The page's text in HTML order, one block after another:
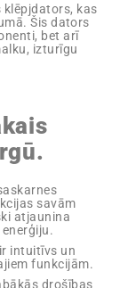
klēpjdators, kas
Šis dators
bet arī
izturīgu
savām
atjaunina
intuitīvs un
funkcijām.
drošības